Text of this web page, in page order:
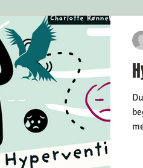
Selvkærlig og selvomsorg
Lev Langsomt Nemme
Krisehjælp